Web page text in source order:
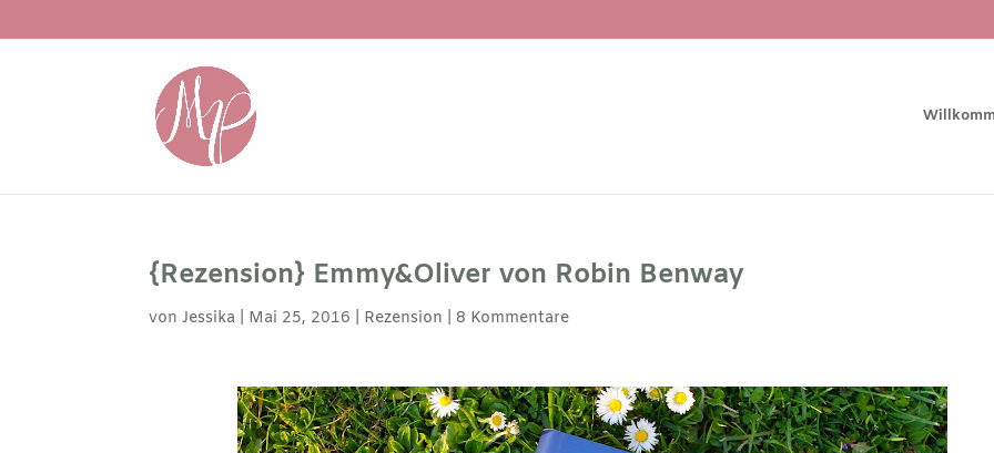
{Rezension} Emmy&Oliver von Robin Benway
vonJessika Mai 25, 2016 Rezension 8 Kommentare